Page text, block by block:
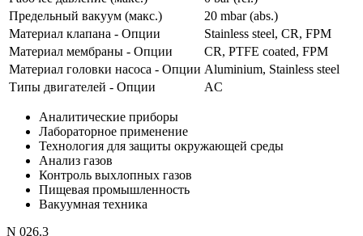
Предельный вакуум (макс.)
20 mbar (abs.)
Материал клапана - Опции
Stainless steel, CR, FPM
Материал мембраны - Опции
CR, PTFE coated, FPM
Материал головки насоса - Опции Aluminium, Stainless steel
Типы двигателей - Опции
AC
Аналитические приборы
Лабораторное применение
Технология для защиты окружающей среды
Анализ газов
Контроль выхлопных газов
Пищевая промышленность
Вакуумная техника
N 026.3